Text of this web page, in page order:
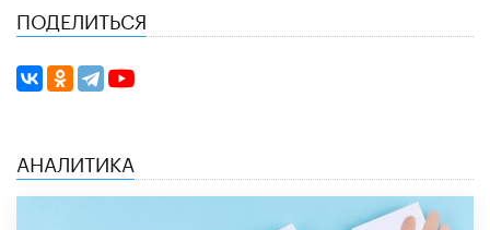
ПОДЕЛИТЬСЯ
АНАЛИТИКА